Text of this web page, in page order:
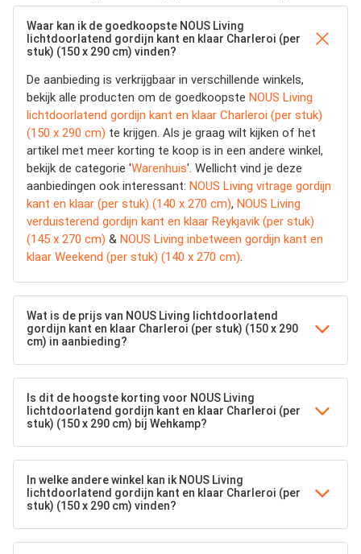
Waar kan ik de goedkoopste NOUS Living
lichtdoorlatend gordijn kant en klaar Charleroi (per
stuk) (150 x 290 cm) vinden?
De aanbieding is verkrijgbaar in verschillende winkels,
bekijk alle producten om de goedkoopste NOUS Living
lichtdoorlatend gordijn kant en klaar Charleroi (per stuk)
(150 x 290 cm) te krijgen. Als je graag wilt kijken of het
artikel met meer korting te koop is in een andere winkel,
bekijk de categorie 'Warenhuis'. Wellicht vind je deze
aanbiedingen ook interessant: NOUS Living vitrage gordijn
kant en klaar (per stuk) (140 x 270 cm), NOUS Living
verduisterend gordijn kant en klaar Reykjavik (per stuk)
(145 x 270 cm) & NOUS Living inbetween gordijn kant en
klaar Weekend (per stuk) (140 x 270 cm)
Wat is de prijs van NOUS Living lichtdoorlatend
gordijn kant en klaar Charleroi (per stuk) (150 x 290
cm) in aanbieding?
Is dit de hoogste korting voor NOUS Living
lichtdoorlatend gordijn kant en klaar Charleroi (per
stuk) (150 x 290 cm) bij Wehkamp?
In welke andere winkel kan ik NOUS Living
lichtdoorlatend gordijn kant en klaar Charleroi (per
stuk) (150 x 290 cm) vinden?